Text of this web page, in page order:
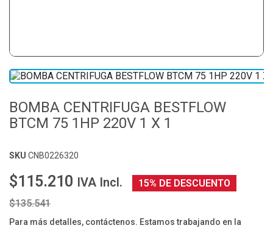
BOMBA CENTRIFUGA BESTFLOW
BTCM 75 1HP 220V 1 X 1
SKU CNB0226320
$115.210 IVA Incl.
15% DE DESCUENTO
$135.541
Para más detalles, contáctenos. Estamos trabajando en la